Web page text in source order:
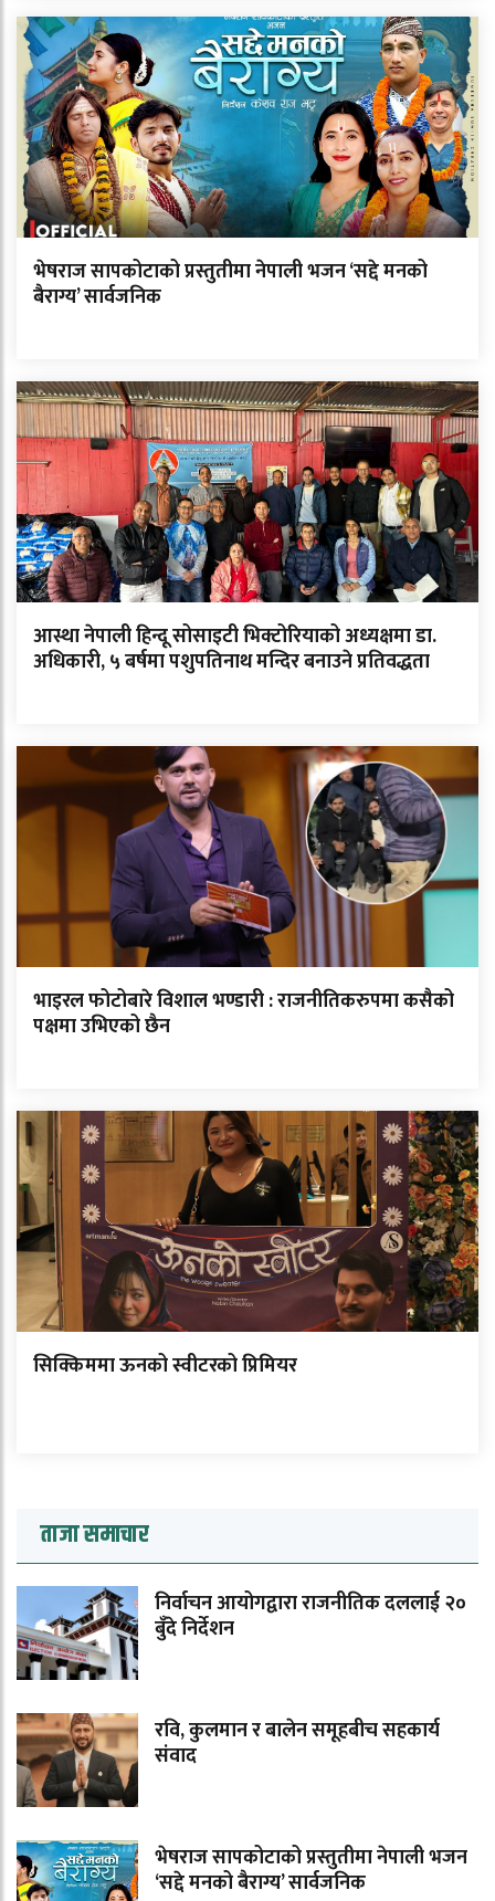
भेषराज सापकोटाको प्रस्तुतीमा नेपाली भजन ‘सद्दे मनको
बैराग्य’ सार्वजनिक
आस्था नेपाली हिन्दू सोसाइटी भिक्टोरियाको अध्यक्षमा डा.
अधिकारी, ५ बर्षमा पशुपतिनाथ मन्दिर बनाउने प्रतिवद्धता
भाइरल फोटोबारे विशाल भण्डारी : राजनीतिकरुपमा कसैको
पक्षमा उभिएको छैन
सिक्किममा ऊनको स्वीटरको प्रिमियर
ताजा समाचार
निर्वाचन आयोगद्वारा राजनीतिक दललाई २०
बुँदे निर्देशन
रवि, कुलमान र बालेन समूहबीच सहकार्य
संवाद
भेषराज सापकोटाको प्रस्तुतीमा नेपाली भजन
‘सद्दे मनको बैराग्य’ सार्वजनिक